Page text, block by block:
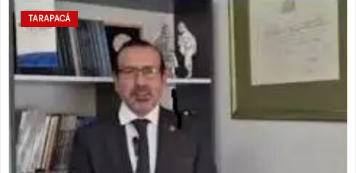
14 de agosto
Viernes 20°C
15 de agosto
Sábado 19°C
TARAPACÁ